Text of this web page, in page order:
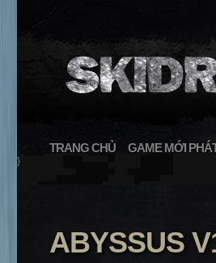
TRANG CHỦ GAME MỚI
}
ABYSSUS